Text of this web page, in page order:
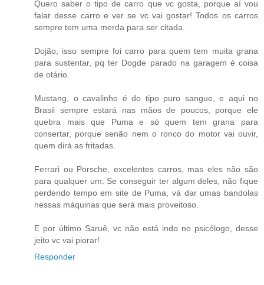
Quero saber o tipo de carro que vc gosta, porque aí vou
falar desse carro e ver se vc vai gostar! Todos os carros
sempre tem uma merda para ser citada.
Dojão, isso sempre foi carro para quem tem muita grana
para sustentar, pq ter Dogde parado na garagem é coisa
de otário.
Mustang, o cavalinho é do tipo puro sangue, e aqui no
Brasil sempre estará nas mãos de poucos, porque ele
quebra mais que Puma e só quem tem grana para
consertar, porque senão nem o ronco do motor vai ouvir,
quem dirá as fritadas.
Ferrari ou Porsche, excelentes carros, mas eles não são
para qualquer um. Se conseguir ter algum deles, não fique
perdendo tempo em site de Puma, vá dar umas bandolas
nessas máquinas que será mais proveitoso.
E por último Saruê, vc não está indo no psicólogo, desse
jeito vc vai piorar!
Responder